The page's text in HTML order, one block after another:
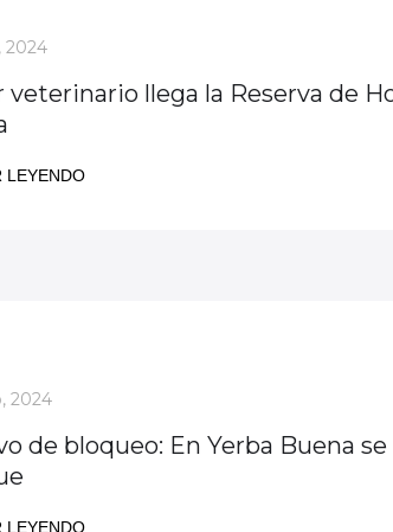
2024
veterinario llega la Reserva de
LEYENDO
2024
de bloqueo: En Yerba Buena
LEYENDO